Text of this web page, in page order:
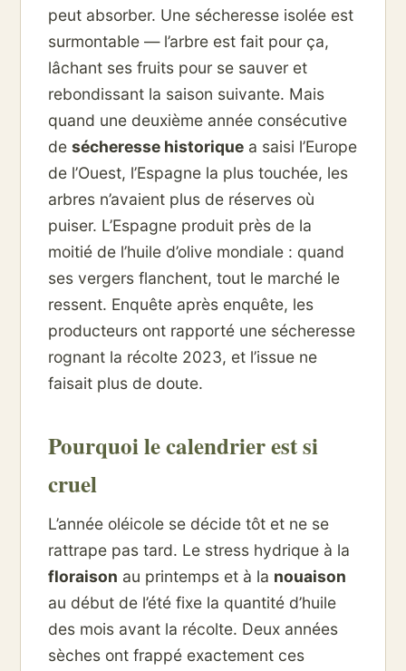
peut absorber. Une sécheresse isolée est
surmontable — l’arbre est fait pour ça,
lâchant ses fruits pour se sauver et
rebondissant la saison suivante. Mais
quand une deuxième année consécutive
de sécheresse historique a saisi l’Europe
de l’Ouest, l’Espagne la plus touchée, les
arbres n’avaient plus de réserves où
puiser. L’Espagne produit près de la
moitié de l’huile d’olive mondiale : quand
ses vergers flanchent, tout le marché le
ressent. Enquête après enquête, les
producteurs ont rapporté une sécheresse
rognant la récolte 2023, et l’issue ne
faisait plus de doute.
Pourquoi le calendrier est si
cruel
L’année oléicole se décide tôt et ne se
rattrape pas tard. Le stress hydrique à la
floraison au printemps et à la nouaison
au début de l’été fixe la quantité d’huile
des mois avant la récolte. Deux années
sèches ont frappé exactement ces